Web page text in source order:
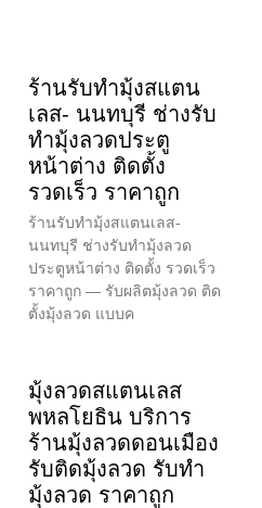
ร้านรับทำมุ้งสแตน
เลส- นนทบุรี ช่างรับ
ทำมุ้งลวดประตู
หน้าต่าง ติดตั้ง
รวดเร็ว ราคาถูก
ร้านรับทำมุ้งสแตนเลส-
นนทบุรี ช่างรับทำมุ้งลวด
ประตูหน้าต่าง ติดตั้ง รวดเร็ว
ราคาถูก — รับผลิตมุ้งลวด ติด
ตั้งมุ้งลวด แบบค
มุ้งลวดสแตนเลส
พหลโยธิน บริการ
ร้านมุ้งลวดดอนเมือง
รับติดมุ้งลวด รับทำ
มุ้งลวด ราคาถูก